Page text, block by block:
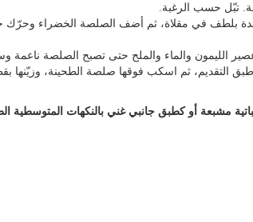
تبّل حسب الرغبة.
بلطف في مقلاة، ثم أضف الصلصة الخضراء وحرّك
الليمون والماء والملح حتى تصبح الصلصة ناعمة
التقديم، ثم اسكب فوقها صلصة الطحينة، وزيّنها
مشبعة أو كطبق جانبي غني بالنكهات المتوسطية